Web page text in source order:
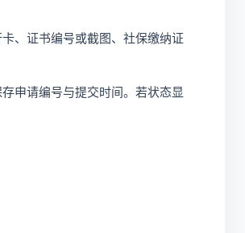
、证书编号或截图、社保缴纳证
申请编号与提交时间。若状态显